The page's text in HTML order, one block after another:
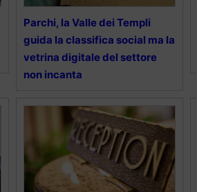
Parchi, la Valle dei Templi
guida la classifica social ma la
vetrina digitale del settore
non incanta